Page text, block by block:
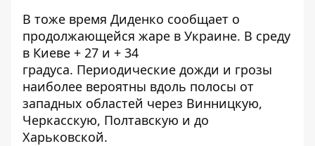
В тоже время Диденко сообщает о
продолжающейся жаре в Украине. В среду
в Киеве + 27 и + 34
градуса. Периодические дожди и грозы
наиболее вероятны вдоль полосы от
западных областей через Винницкую,
Черкасскую, Полтавскую и до
Харьковской.